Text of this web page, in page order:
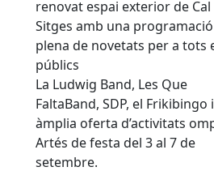
renovat espai exterior de Cal
Sitges amb una programació
plena de novetats per a tots
públics
La Ludwig Band, Les Que
FaltaBand, SDP, el Frikibingo
àmplia oferta d’activitats
Artés de festa del 3 al 7 de
setembre.